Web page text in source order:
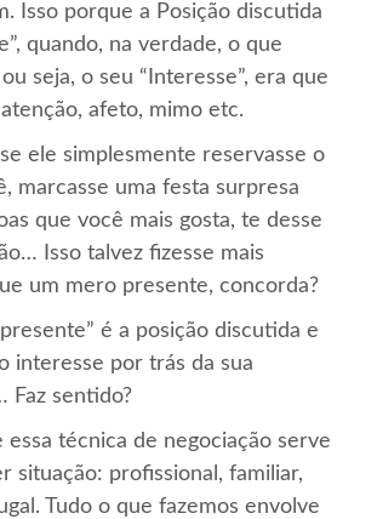
Isso porque a Posição discutida
quando, na verdade, o que
seja, o seu “Interesse”, era que
afeto, mimo etc.
ele simplesmente reservasse o
marcasse uma festa surpresa
que você mais gosta, te desse
Isso talvez fizesse mais
um mero presente, concorda?
é a posição discutida e
interesse por trás da sua
Faz sentido?
essa técnica de negociação serve
situação: profissional, familiar,
Tudo o que fazemos envolve